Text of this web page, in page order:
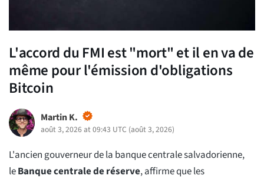
L'accord du FMI est "mort" et il en va de
même pour l'émission d'obligations
Bitcoin
Martin K.
août 3, 2026 at 09:43 UTC (août 3, 2026)
L'ancien gouverneur de la banque centrale salvadorienne,
leBanque centrale de réserve, affirme que les